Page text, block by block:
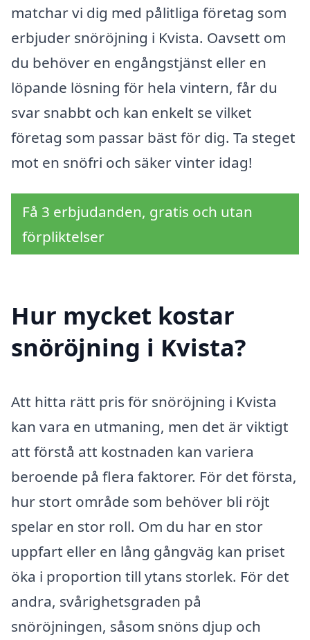
matchar vi dig med pålitliga företag som
erbjuder snöröjning i Kvista. Oavsett om
du behöver en engångstjänst eller en
löpande lösning för hela vintern, får du
svar snabbt och kan enkelt se vilket
företag som passar bäst för dig. Ta steget
mot en snöfri och säker vinter idag!
Få 3 erbjudanden, gratis och utan
förpliktelser
Hur mycket kostar
snöröjning i Kvista?
Att hitta rätt pris för snöröjning i Kvista
kan vara en utmaning, men det är viktigt
att förstå att kostnaden kan variera
beroende på flera faktorer. För det första,
hur stort område som behöver bli röjt
spelar en stor roll. Om du har en stor
uppfart eller en lång gångväg kan priset
öka i proportion till ytans storlek. För det
andra, svårighetsgraden på
snöröjningen, såsom snöns djup och